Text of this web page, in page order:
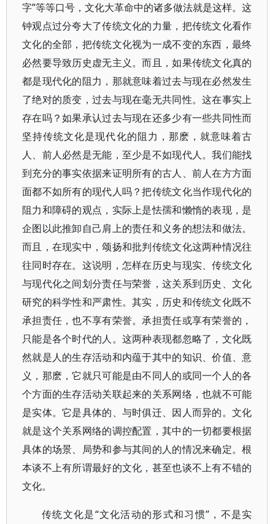
字”等等口号，文化大革命中的诸多做法就是这样。这
钟观点过分夸大了传统文化的力量，把传统文化看作
文化的全部，把传统文化视为一成不变的东西，最终
必然要导致历史虚无主义。而且，如果传统文化真的
都是现代化的阻力，那就意味着过去与现在必然发生
了绝对的质变，过去与现在毫无共同性。这在事实上
存在吗？如果承认过去与现在还多少有一些共同性而
坚持传统文化是现代化的阻力，那麽，就意味着古
人、前人必然是无能，至少是不如现代人。我们能找
到充分的事实依据来证明所有的古人、前人在方方面
面都不如所有的现代人吗？把传统文化当作现代化的
阻力和障碍的观点，实际上是怯孺和懒惰的表现，是
企图以此推卸自己肩上的责任和义务的想法和做法。
而且，在现实中，颂扬和批判传统文化这两种情况往
往同时存在。这说明，怎样在历史与现实、传统文化
与现代化之间划分责任与荣誉，这关系到历史、文化
研究的科学性和严肃性。其实，历史和传统文化既不
承担责任，也不享有荣誉。承担责任或享有荣誉的，
只能是各个时代的人。这两种表现都忽略了，文化既
然就是人的生存活动和内蕴于其中的知识、价值、意
义，那麽，它就只可能是由不同人的或同一个人的各
个方面的生存活动关联起来的关系网络，也就不可能
是实体。它是具体的、与时俱迁、因人而异的。文化
就是这个关系网络的调控配置，其中的一切都要根据
具体的场景、局势和参与其间的人的情况来确定。根
本谈不上有所谓最好的文化，甚至也谈不上有不错的
文化。
传统文化是“文化活动的形式和习惯”，不是实